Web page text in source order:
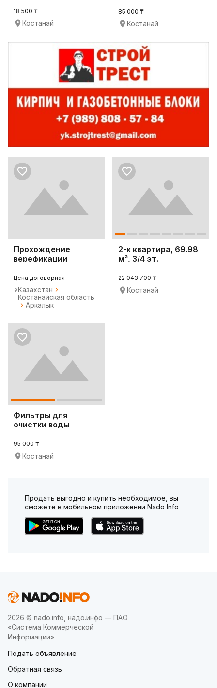
18 500 ₸
Костанай
85 000 ₸
Костанай
Прохождение
верефикации
Цена договорная
Казахстан
Костанайская область
Аркалык
2-к квартира, 69.98
м², 3/4 эт.
22 043 700 ₸
Костанай
Фильтры для
очистки воды
95 000 ₸
Костанай
Продать выгодно и купить необходимое, вы
сможете в мобильном приложении Nado Info
2026 © nado.info, надо.инфо — ПАО
«Система Коммерческой
Информации»
Подать объявление
Обратная связь
О компании